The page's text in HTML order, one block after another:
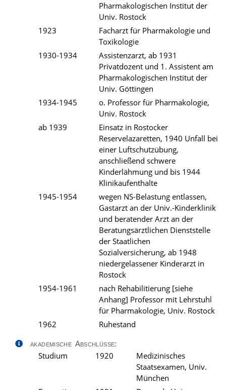
Pharmakologischen Institut der
Univ. Rostock
1923
Facharzt für Pharmakologie und
Toxikologie
1930-1934
Assistenzarzt, ab 1931
Privatdozent und 1. Assistent am
Pharmakologischen Institut der
Univ. Göttingen
1934-1945
o. Professor für Pharmakologie,
Univ. Rostock
ab 1939
Einsatz in Rostocker
Reservelazaretten, 1940 Unfall bei
einer Luftschutzübung,
anschließend schwere
Kinderlähmung und bis 1944
Klinikaufenthalte
1945-1954
wegen NS-Belastung entlassen,
Gastarzt an der Univ.-Kinderklinik
und beratender Arzt an der
Beratungsärztlichen Dienststelle
der Staatlichen
Sozialversicherung, ab 1948
niedergelassener Kinderarzt in
Rostock
1954-1961
nach Rehabilitierung [siehe
Anhang] Professor mit Lehrstuhl
für Pharmakologie, Univ. Rostock
1962
Ruhestand
akademische Abschlüsse:
Studium 1920
Medizinisches
Staatsexamen, Univ.
München